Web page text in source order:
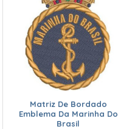
Matriz De Bordado
Emblema Da Marinha Do
Brasil